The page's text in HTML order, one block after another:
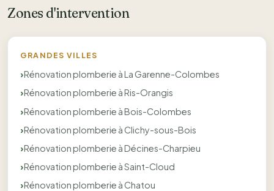
Zones d'intervention
GRANDES VILLES
Rénovation plomberie à La Garenne-Colombes
Rénovation plomberie à Ris-Orangis
Rénovation plomberie à Bois-Colombes
Rénovation plomberie à Clichy-sous-Bois
Rénovation plomberie à Décines-Charpieu
Rénovation plomberie à Saint-Cloud
Rénovation plomberie à Chatou